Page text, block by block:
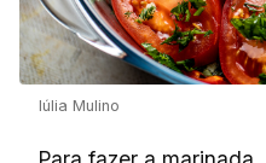
Iúlia Mulino